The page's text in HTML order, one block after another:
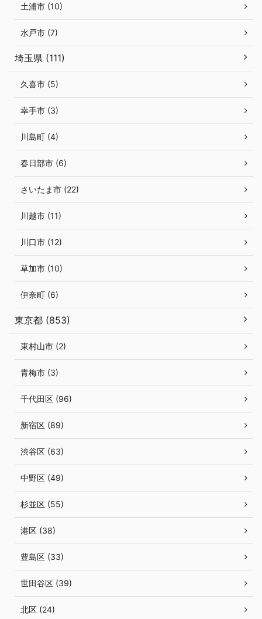
土浦市 (10)
水戸市 (7)
埼玉県 (111)
久喜市 (5)
幸手市 (3)
川島町 (4)
春日部市 (6)
さいたま市 (22)
川越市 (11)
川口市 (12)
草加市 (10)
伊奈町 (6)
東京都 (853)
東村山市 (2)
青梅市 (3)
千代田区 (96)
新宿区 (89)
渋谷区 (63)
中野区 (49)
杉並区 (55)
港区 (38)
豊島区 (33)
世田谷区 (39)
北区 (24)